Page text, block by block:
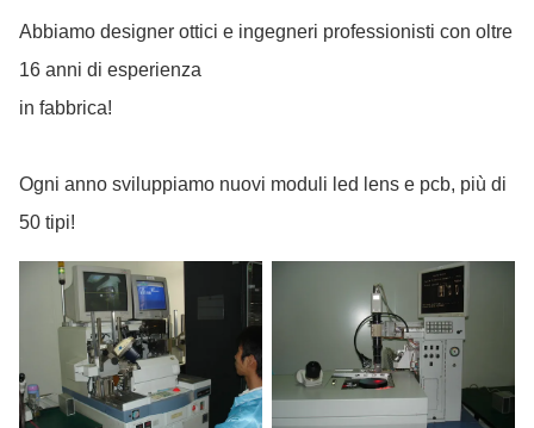
Abbiamo designer ottici e ingegneri professionisti con oltre
16 anni di esperienza
in fabbrica!
Ogni anno sviluppiamo nuovi moduli led lens e pcb, più di
50 tipi!